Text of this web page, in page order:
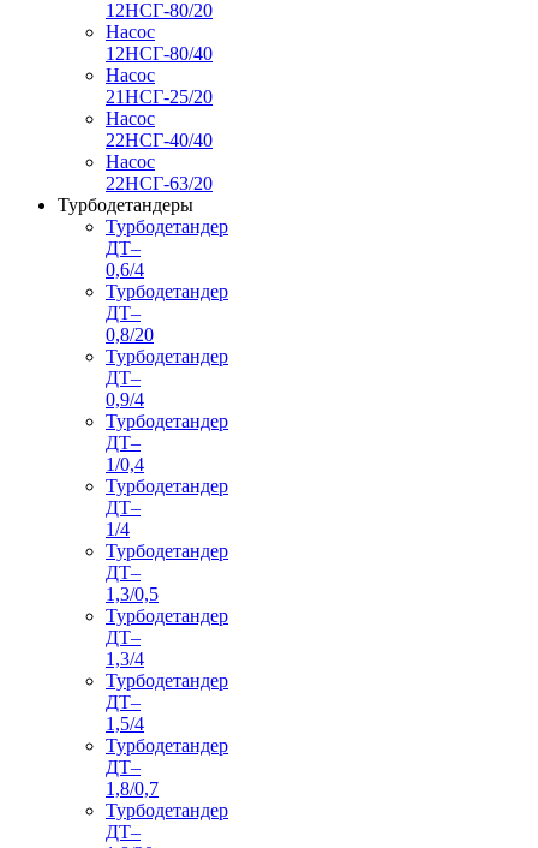
12НСГ-80/20
Насос
12НСГ-80/40
Насос
21НСГ-25/20
Насос
22НСГ-40/40
Насос
22НСГ-63/20
Турбодетандеры
Турбодетандер
ДТ–
0,6/4
Турбодетандер
ДТ–
0,8/20
Турбодетандер
ДТ–
0,9/4
Турбодетандер
ДТ–
1/0,4
Турбодетандер
ДТ–
1/4
Турбодетандер
ДТ–
1,3/0,5
Турбодетандер
ДТ–
1,3/4
Турбодетандер
ДТ–
1,5/4
Турбодетандер
ДТ–
1,8/0,7
Турбодетандер
ДТ–